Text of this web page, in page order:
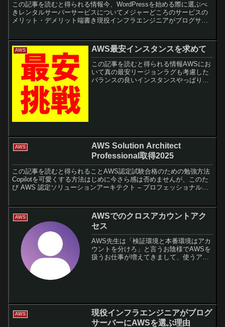
この記事を読むと得られる情報今、WordPressを始める際に選ぶべ
きレンタルサーバーサービスについてメジャーどころのサービスの
メリット・デメリット端書き現役インフラエンジニアがブログサー
AWS AWS最安インスタンスを求めて
この記事を読むと得られる情報AWSにお
いて真の最安リージョンラグも考慮した
バランスの良いインスタンスやっぱりサ
AWS
AWS Solution Architect
Professional取得2025
この記事を読むと得られることAWS認定試験合格のための勉強方法
Copilotを可愛くする方法はじめに今さら感は否めませんが、このた
び AWS 認定ソリューションアーキテクト – プロフェッショナル
AWS
AWSでのクロスアカウントアク
セス
AWS先生は「検証環境と本番環境はアカ
ウントを分けろ」と言うお陰様でAWSを
扱うお仕事が増えてきまして、使うアカ
AWS
現役インフラエンジニアがブログ
サーバーにAWSを選ぶ理由